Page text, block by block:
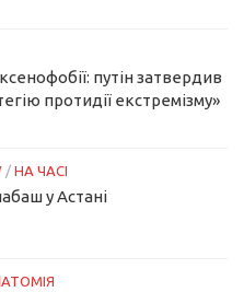
путін затвердив
протидії екстремізму»
/ НА ЧАСІ
у Астані